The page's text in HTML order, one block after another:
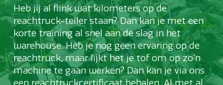
Heb jij al flink wat kilometers op de
reachtruck-teller staan? Dan kan je met een
korte training al snel aan de slag in het
warehouse. Heb je nog geen ervaring op de
reachtruck, maar lijkt het je tof om op zo’n
machine te gaan werken? Dan kan je via ons